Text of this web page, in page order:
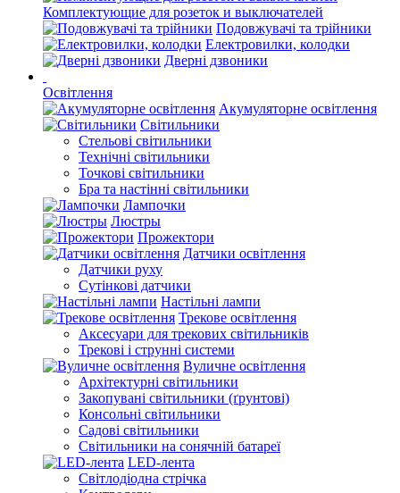
Комплектующие для розеток и выключателей
Подовжувачі та трійники
Електровилки, колодки
Дверні дзвоники
Освітлення
Акумуляторне освітлення
Світильники
Стельові світильники
Технічні світильники
Точкові світильники
Бра та настінні світильники
Лампочки
Люстры
Прожектори
Датчики освітлення
Датчики руху
Сутінкові датчики
Настільні лампи
Трекове освітлення
Аксесуари для трекових світильників
Трекові і струнні системи
Вуличне освітлення
Архітектурні світильники
Закопувані світильники (ґрунтові)
Консольні світильники
Садові світильники
Світильники на сонячній батареї
LED-лента
Світлодіодна стрічка